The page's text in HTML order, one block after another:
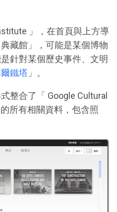
」，在首頁與上方導
藏館」，可能是某個博物
針對某個歷史事件、文明
鐵塔 」。
整合了「 Google Cultural
所有相關資料，包含照